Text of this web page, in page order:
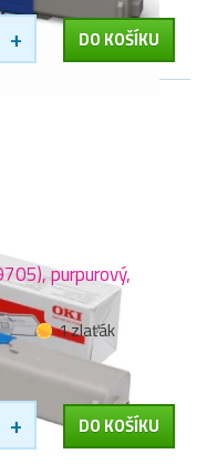
+ DO KOŠÍKU
purpurový,
1 zlaťák
+ DO KOŠÍKU